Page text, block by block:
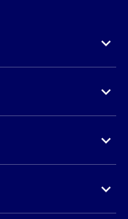



